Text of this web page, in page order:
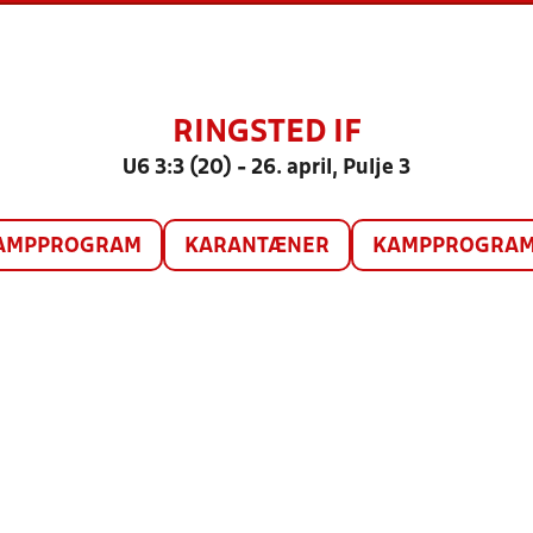
RINGSTED IF
U6 3:3 (20) - 26. april, Pulje 3
KARANTÆNER